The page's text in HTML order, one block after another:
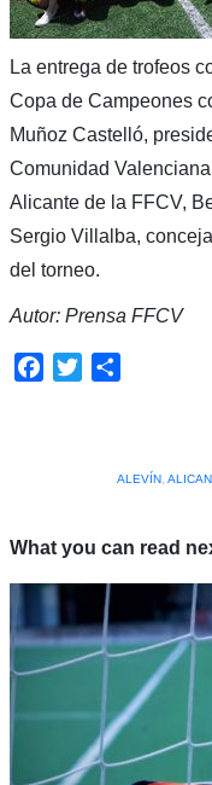
La entrega de trofeos
Copa de Campeones
Muñoz Castelló,
Comunidad
Alicante de la FFCV,
Sergio Villalba,
del torneo.
Autor: Prensa FFCV
Facebook
Twitter
ALEVÍN,
What you can read